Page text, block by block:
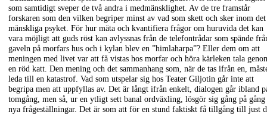
som samtidigt sveper de två andra i medmänsklighet. Av de tre framstår
forskaren som den vilken begriper minst av vad som skett och sker inom det
mänskliga psyket. För hur mäta och kvantifiera frågor om huruvida det kan
vara möjligt att guds röst kan avlyssnas från de telefontrådar som spände
gaveln på morfars hus och i kylan blev en ”himlaharpa”? Eller dem om att
meningen med livet var att få vistas hos morfar och höra kärleken tala
en röd katt. Den mening och det sammanhang som, när de tas ifrån en,
leda till en katastrof. Vad som utspelar sig hos Teater Giljotin går inte att
begripa men att uppfyllas av. Det är långt ifrån enkelt, dialogen går ibland
tomgång, men så, ur en ytligt sett banal ordväxling, lösgör sig gång på gång
nya frågeställningar. Det är som att för en stund faktiskt få tillgång till just